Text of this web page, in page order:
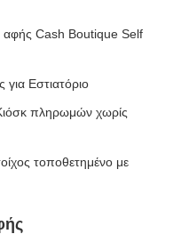
Cash Boutique Self
Εστιατόριο
πληρωμών χωρίς
τοποθετημένο με